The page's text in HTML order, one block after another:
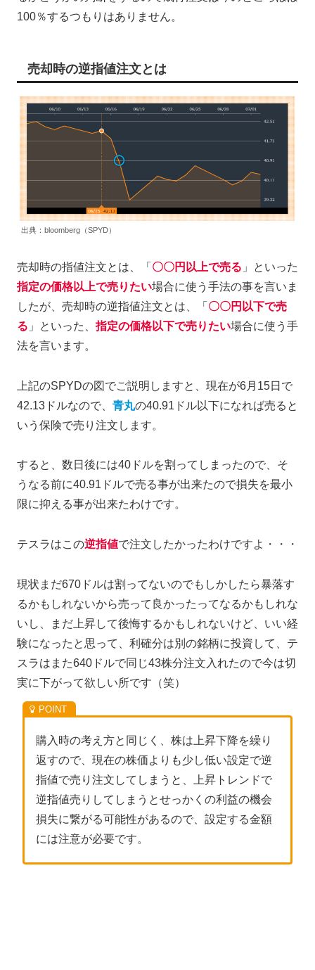
100％するつもりはありません。
売却時の逆指値注文とは
出典：bloomberg（SPYD）
売却時の指値注文とは、「 〇〇円以上で売る 」といった
指定の価格以上で売りたい場合に使う手法の事を言いま
したが、売却時の逆指値注文とは、「 〇〇円以下で売
る 」といった、指定の価格以下で売りたい場合に使う手
法を言います。
上記のSPYDの図でご説明しますと、現在が6月15日で
42.13ドルなので、 青丸の40.91ドル以下になれば売ると
いう保険で売り注文します。
すると、数日後には40ドルを割ってしまったので、そ
うなる前に40.91ドルで売る事が出来たので損失を最小
限に抑える事が出来たわけです。
テスラはこの逆指値で注文したかったわけですよ・・・
現状まだ670ドルは割ってないのでもしかしたら暴落す
るかもしれないから売って良かったってなるかもしれな
いし、まだ上昇して後悔するかもしれないけど、いい経
験になったと思って、利確分は別の銘柄に投資して、テ
スラはまた640ドルで同じ43株分注文入れたので今は切
実に下がって欲しい所です（笑）
購入時の考え方と同じく、株は上昇下降を繰り
返すので、現在の株価よりも少し低い設定で逆
指値で売り注文してしまうと、上昇トレンドで
逆指値売りしてしまうとせっかくの利益の機会
損失に繋がる可能性があるので、設定する金額
には注意が必要です。